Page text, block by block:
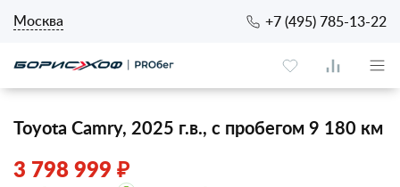
Москва +7 (495) 785-13-22
Toyota Camry, 2025 г.в., с пробегом 9 180 км
3 798 999 ₽